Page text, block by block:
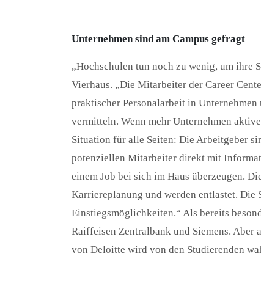
Unternehmen sind am Campus gefragt
„Hochschulen tun noch zu wenig, um ihre
Vierhaus. „Die Mitarbeiter der Career
praktischer Personalarbeit in
vermitteln. Wenn mehr Unternehmen
Situation für alle Seiten: Die Arbeitgeber
potenziellen Mitarbeiter direkt mit
einem Job bei sich im Haus überzeugen.
Karriereplanung und werden entlastet.
Einstiegsmöglichkeiten.“ Als bereits
Raiffeisen Zentralbank und Siemens. Aber
von Deloitte wird von den Studierenden